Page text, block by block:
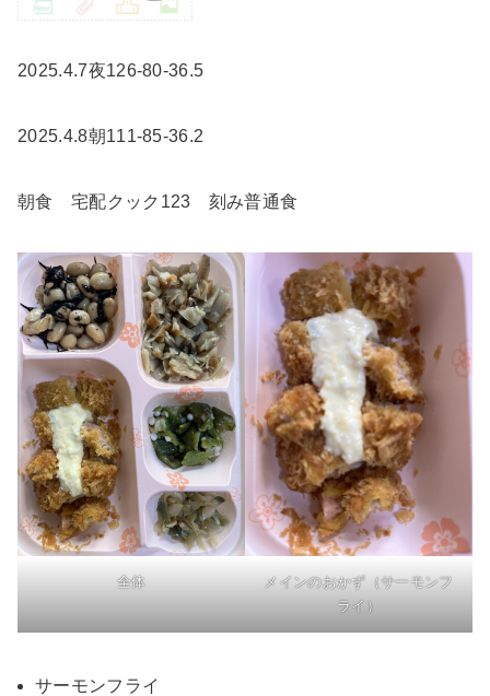
2025.4.7夜126-80-36.5
2025.4.8朝111-85-36.2
朝食 宅配クック123 刻み普通食
全体
メインのおかず（サーモンフ
ライ）
サーモンフライ